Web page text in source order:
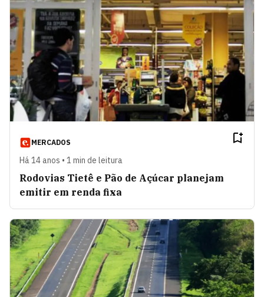
MERCADOS
Há 14 anos • 1 min de leitura
Rodovias Tietê e Pão de Açúcar planejam
emitir em renda fixa